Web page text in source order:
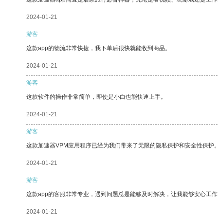
2024-01-21
游客
这款app的物流非常快捷，我下单后很快就能收到商品。
2024-01-21
游客
这款软件的操作非常简单，即使是小白也能快速上手。
2024-01-21
游客
这款加速器VPM应用程序已经为我们带来了无限的隐私保护和安全性保护
2024-01-21
游客
这款app的客服非常专业，遇到问题总是能够及时解决，让我能够安心工
2024-01-21